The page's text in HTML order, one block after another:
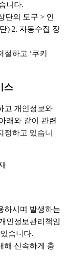
니다.
단의 도구 > 인
) 2. 자동수집 장
하고 ‘쿠키
스
고 개인정보와
래와 같이 관련
정하고 있습니
하시며 발생하는
인정보관리책임
습니다.
해 신속하게 충